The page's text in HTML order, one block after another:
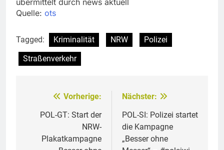
Quelle: ots
Tagged: Kriminalität NRW
Polizei
Straßenverkehr
Beitragsnavigation
Vorherige:
POL-GT: Start der
NRW-
Plakatkampagne
Nächster:
POL-SI: Polizei startet
die Kampagne
„Besser ohne